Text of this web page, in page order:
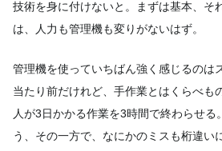
技術を身に付けないと。まずは基本、 そ
は、人力も管理機も変りがないはず。
管理機を使っていちばん強く感じるのは
当たり前だけれど、手作業とはくらべも
人が3日かかる作業を3時間で終わらせる
う、その一方で、 なにかのミスも桁違い